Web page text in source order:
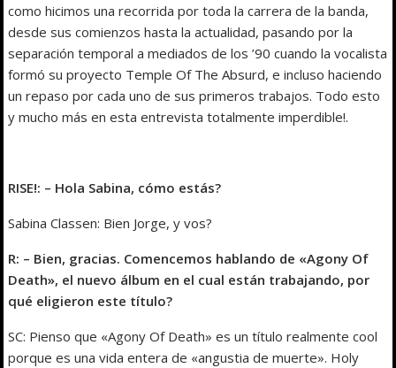
como hicimos una recorrida por toda la carrera de la banda,
desde sus comienzos hasta la actualidad, pasando por la
separación temporal a mediados de los ’90 cuando la vocalista
formó su proyecto Temple Of The Absurd, e incluso haciendo
un repaso por cada uno de sus primeros trabajos. Todo esto
y mucho más en esta entrevista totalmente imperdible!.
RISE!: – Hola Sabina, cómo estás?
Sabina Classen: Bien Jorge, y vos?
R: – Bien, gracias. Comencemos hablando de «Agony Of
Death», el nuevo álbum en el cual están trabajando, por
qué eligieron este título?
SC: Pienso que «Agony Of Death» es un título realmente cool
porque es una vida entera de «angustia de muerte». Holy